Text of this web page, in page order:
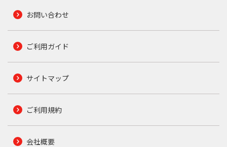
お問い合わせ
ご利用ガイド
サイトマップ
ご利用規約
会社概要